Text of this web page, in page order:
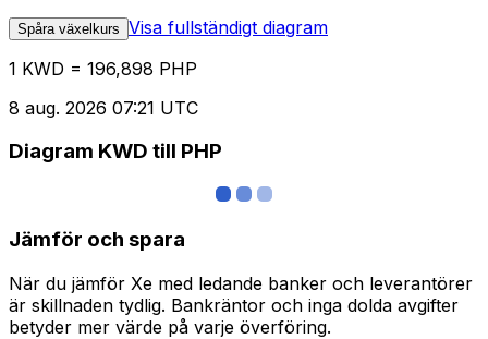
Spåra växelkurs Visa fullständigt diagram
1 KWD = 196,898 PHP
8 aug. 2026 07:21 UTC
Diagram KWD till PHP
Jämför och spara
När du jämför Xe med ledande banker och leverantörer
är skillnaden tydlig. Bankräntor och inga dolda avgifter
betyder mer värde på varje överföring.